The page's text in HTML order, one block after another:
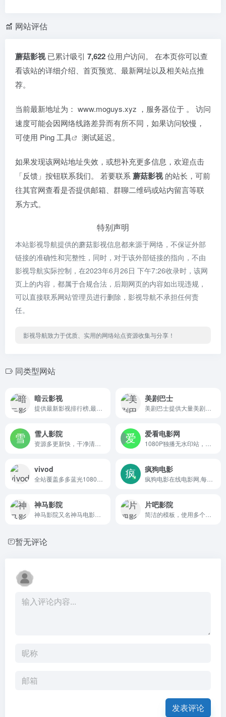
网站评估
蘑菇影视已累计吸引 7,622位用户访问。 在本页你可以查
看该站的详细介绍、首页预览、最新网址以及相关站点推
荐。
当前最新地址为： www.moguys.xyz ，服务器位于 。 访问
速度可能会因网络线路差异而有所不同，如果访问较慢，
可使用 Ping 工具 测试延迟。
如果发现该网站地址失效，或想补充更多信息，欢迎点击
「反馈」按钮联系我们。 若要联系 蘑菇影视的站长，可前
往其官网查看是否提供邮箱、群聊二维码或站内留言等联
系方式。
特别声明
本站影视导航提供的蘑菇影视信息都来源于网络，不保证外部
链接的准确性和完整性，同时，对于该外部链接的指向，不由
影视导航实际控制，在2023年6月26日 下午7:26收录时，该网
页上的内容，都属于合规合法，后期网页的内容如出现违规，
可以直接联系网站管理员进行删除，影视导航不承担任何责
任。
影视导航致力于优质、实用的网络站点资源收集与分享！
同类型网站
暗云影视 美剧巴士
雪人影院 爱看电影网
vivod 疯狗电影
神马影院 片吧影院
暂无评论
发表评论